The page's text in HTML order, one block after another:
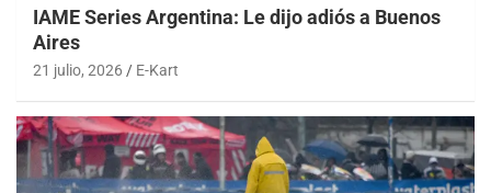
IAME Series Argentina: Le dijo adiós a Buenos
Aires
21 julio, 2026 E-Kart